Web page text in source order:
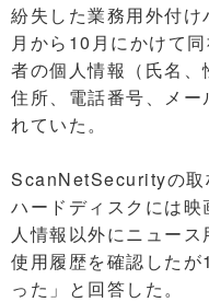
紛失した業務用外付
月から10月にかけて
者の個人情報（氏名、
住所、電話番号、メ
れていた。
ScanNetSecurityの取
ハードディスクには
人情報以外にニュース
使用履歴を確認した
った」と回答した。